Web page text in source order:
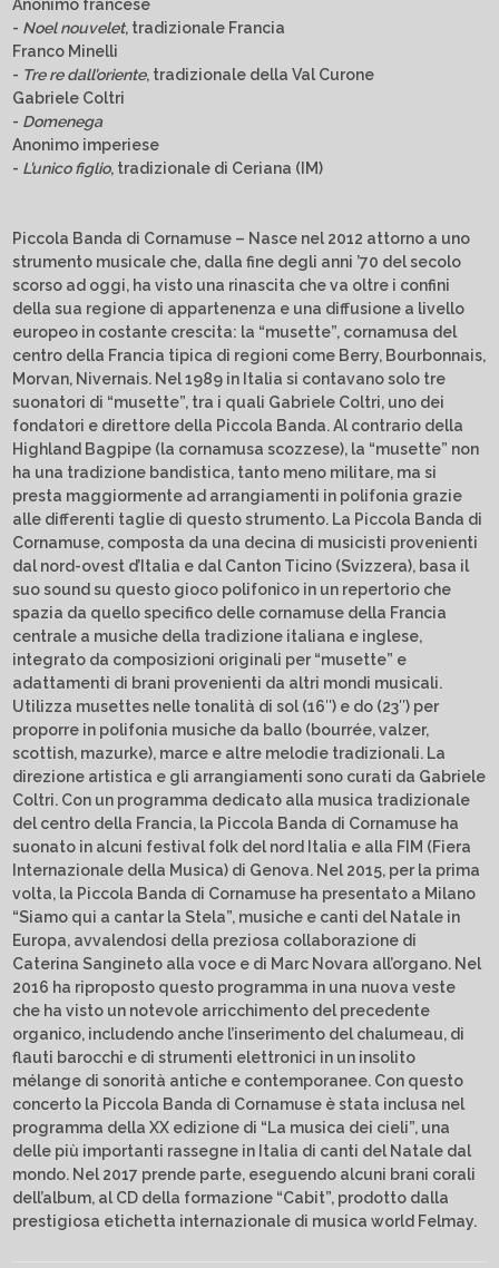
Anonimo francese
- Noel nouvelet, tradizionale Francia
Franco Minelli
- Tre re dall’oriente, tradizionale della Val Curone
Gabriele Coltri
- Domenega
Anonimo imperiese
- L’unico figlio, tradizionale di Ceriana (IM)
Piccola Banda di Cornamuse – Nasce nel 2012 attorno a uno
strumento musicale che, dalla fine degli anni ’70 del secolo
scorso ad oggi, ha visto una rinascita che va oltre i confini
della sua regione di appartenenza e una diffusione a livello
europeo in costante crescita: la “musette”, cornamusa del
centro della Francia tipica di regioni come Berry, Bourbonnais,
Morvan, Nivernais. Nel 1989 in Italia si contavano solo tre
suonatori di “musette”, tra i quali Gabriele Coltri, uno dei
fondatori e direttore della Piccola Banda. Al contrario della
Highland Bagpipe (la cornamusa scozzese), la “musette” non
ha una tradizione bandistica, tanto meno militare, ma si
presta maggiormente ad arrangiamenti in polifonia grazie
alle differenti taglie di questo strumento. La Piccola Banda di
Cornamuse, composta da una decina di musicisti provenienti
dal nord-ovest d’Italia e dal Canton Ticino (Svizzera), basa il
suo sound su questo gioco polifonico in un repertorio che
spazia da quello specifico delle cornamuse della Francia
centrale a musiche della tradizione italiana e inglese,
integrato da composizioni originali per “musette” e
adattamenti di brani provenienti da altri mondi musicali.
Utilizza musettes nelle tonalità di sol (16″) e do (23″) per
proporre in polifonia musiche da ballo (bourrée, valzer,
scottish, mazurke), marce e altre melodie tradizionali. La
direzione artistica e gli arrangiamenti sono curati da Gabriele
Coltri. Con un programma dedicato alla musica tradizionale
del centro della Francia, la Piccola Banda di Cornamuse ha
suonato in alcuni festival folk del nord Italia e alla FIM (Fiera
Internazionale della Musica) di Genova. Nel 2015, per la prima
volta, la Piccola Banda di Cornamuse ha presentato a Milano
“Siamo qui a cantar la Stela”, musiche e canti del Natale in
Europa, avvalendosi della preziosa collaborazione di
Caterina Sangineto alla voce e di Marc Novara all’organo. Nel
2016 ha riproposto questo programma in una nuova veste
che ha visto un notevole arricchimento del precedente
organico, includendo anche l’inserimento del chalumeau, di
flauti barocchi e di strumenti elettronici in un insolito
mélange di sonorità antiche e contemporanee. Con questo
concerto la Piccola Banda di Cornamuse è stata inclusa nel
programma della XX edizione di “La musica dei cieli”, una
delle più importanti rassegne in Italia di canti del Natale dal
mondo. Nel 2017 prende parte, eseguendo alcuni brani corali
dell’album, al CD della formazione “Cabit”, prodotto dalla
prestigiosa etichetta internazionale di musica world Felmay.